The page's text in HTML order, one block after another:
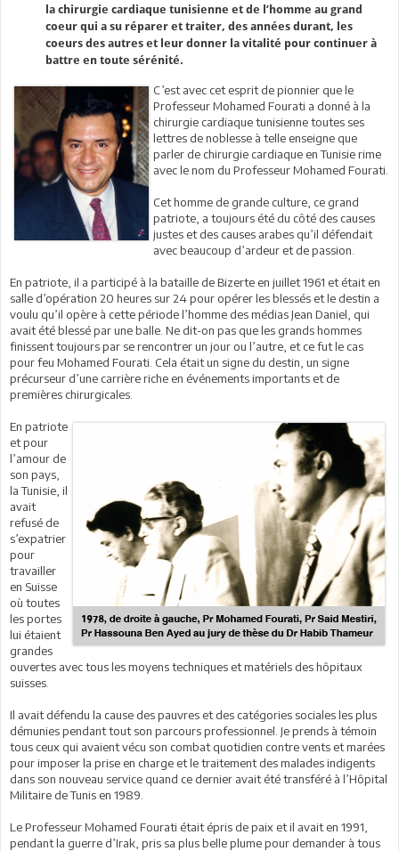
la chirurgie cardiaque tunisienne et de l’homme au grand
coeur qui a su réparer et traiter, des années durant, les
coeurs des autres et leur donner la vitalité pour continuer à
battre en toute sérénité.
C’est avec cet esprit de pionnier que le
Professeur Mohamed Fourati a donné à la
chirurgie cardiaque tunisienne toutes ses
lettres de noblesse à telle enseigne que
parler de chirurgie cardiaque en Tunisie rime
avec le nom du Professeur Mohamed Fourati.
Cet homme de grande culture, ce grand
patriote, a toujours été du côté des causes
justes et des causes arabes qu’il défendait
avec beaucoup d’ardeur et de passion.
En patriote, il a participé à la bataille de Bizerte en juillet 1961 et était en
salle d’opération 20 heures sur 24 pour opérer les blessés et le destin a
voulu qu’il opère à cette période l’homme des médias Jean Daniel, qui
avait été blessé par une balle. Ne dit-on pas que les grands hommes
finissent toujours par se rencontrer un jour ou l’autre, et ce fut le cas
pour feu Mohamed Fourati. Cela était un signe du destin, un signe
précurseur d’une carrière riche en événements importants et de
premières chirurgicales.
En patriote
et pour
l’amour de
son pays,
la Tunisie, il
avait
refusé de
s’expatrier
pour
travailler
en Suisse
où toutes
les portes
lui étaient
grandes
ouvertes avec tous les moyens techniques et matériels des hôpitaux
suisses.
Il avait défendu la cause des pauvres et des catégories sociales les plus
démunies pendant tout son parcours professionnel. Je prends à témoin
tous ceux qui avaient vécu son combat quotidien contre vents et marées
pour imposer la prise en charge et le traitement des malades indigents
dans son nouveau service quand ce dernier avait été transféré à l’Hôpital
Militaire de Tunis en 1989.
Le Professeur Mohamed Fourati était épris de paix et il avait en 1991,
pendant la guerre d’Irak, pris sa plus belle plume pour demander à tous